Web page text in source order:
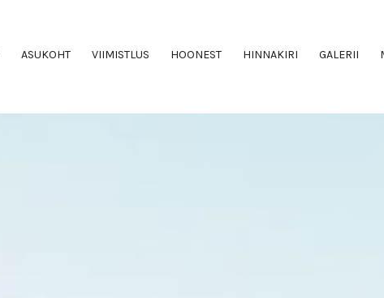
ASUKOHT VIIMISTLUS HOONEST HINNAKIRI GALERII